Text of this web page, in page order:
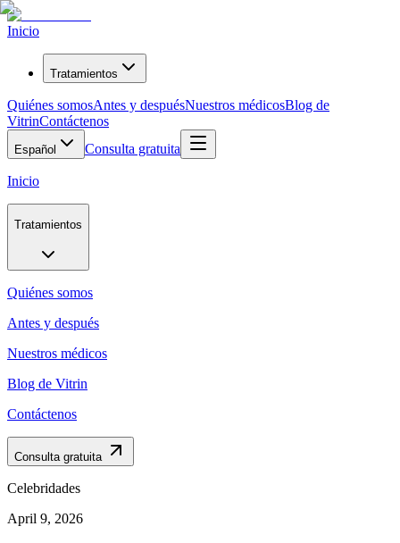
Inicio
Tratamientos
Quiénes somosAntes y despuésNuestros médicosBlog de
VitrinContáctenos
Español Consulta gratuita
Inicio
Tratamientos
Quiénes somos
Antes y después
Nuestros médicos
Blog de Vitrin
Contáctenos
Consulta gratuita
Celebridades
April 9, 2026